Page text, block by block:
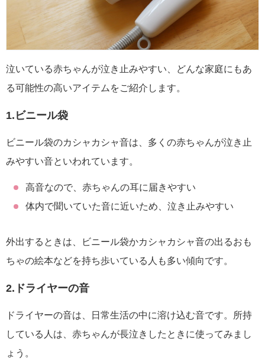
泣いている赤ちゃんが泣き止みやすい、どんな家庭にもあ
る可能性の高いアイテムをご紹介します。
1.ビニール袋
ビニール袋のカシャカシャ音は、多くの赤ちゃんが泣き止
みやすい音といわれています。
高音なので、赤ちゃんの耳に届きやすい
体内で聞いていた音に近いため、泣き止みやすい
外出するときは、ビニール袋かカシャカシャ音の出るおも
ちゃの絵本などを持ち歩いている人も多い傾向です。
2.ドライヤーの音
ドライヤーの音は、日常生活の中に溶け込む音です。所持
している人は、赤ちゃんが長泣きしたときに使ってみまし
ょう。